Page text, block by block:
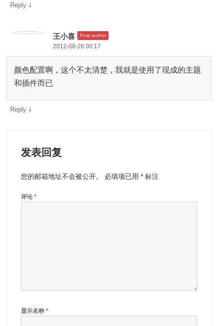
Reply ↓
王小喜 Post author
2012-08-26 00:17
颜色配置啊，这个不太清楚，我就是使用了现成的主题
和插件而已
Reply ↓
发表回复
您的邮箱地址不会被公开。 必填项已用 * 标注
评论 *
显示名称 *